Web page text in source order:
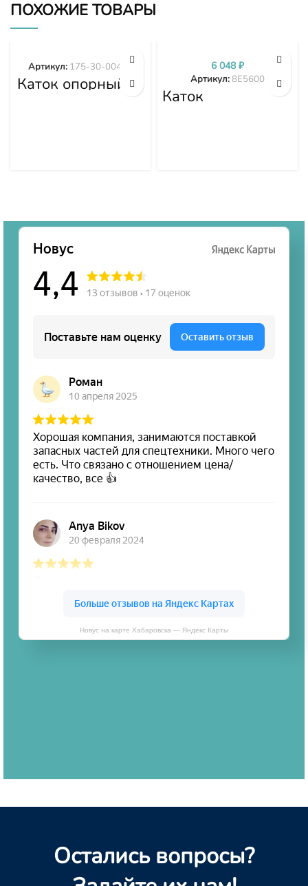
ПОХОЖИЕ ТОВАРЫ
Каток опорный
двубортный 175-
Артикул: 175-30-00492
Каток
поддерживающий
Артикул:8E5600
6 048₽
Новус на карте Хабаровска — Яндекс Карты
Остались вопросы?